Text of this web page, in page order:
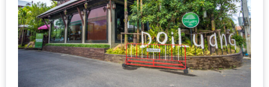
ที่
ต้อง
ห้าม
พลาด
สำหรับ